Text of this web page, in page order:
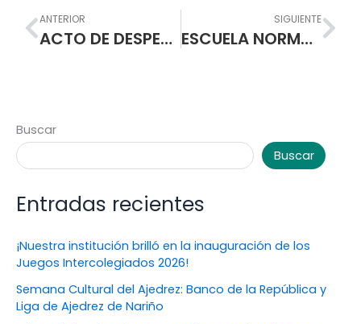
Prev
ANTERIOR
ACTO DE DESPEDIDA GRADUADOS 2015
SIGUIENTE
ESCUELA NORMAL SUPERIOR DE PASTO ENTREGÓ 45 NORMALISTAS SUPERIORES
Buscar
Buscar
Entradas recientes
¡Nuestra institución brilló en la inauguración de los
Juegos Intercolegiados 2026!
Semana Cultural del Ajedrez: Banco de la República y
Liga de Ajedrez de Nariño